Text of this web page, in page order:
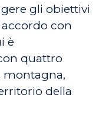
gli obiettivi
con
è
quattro
montagna,
della